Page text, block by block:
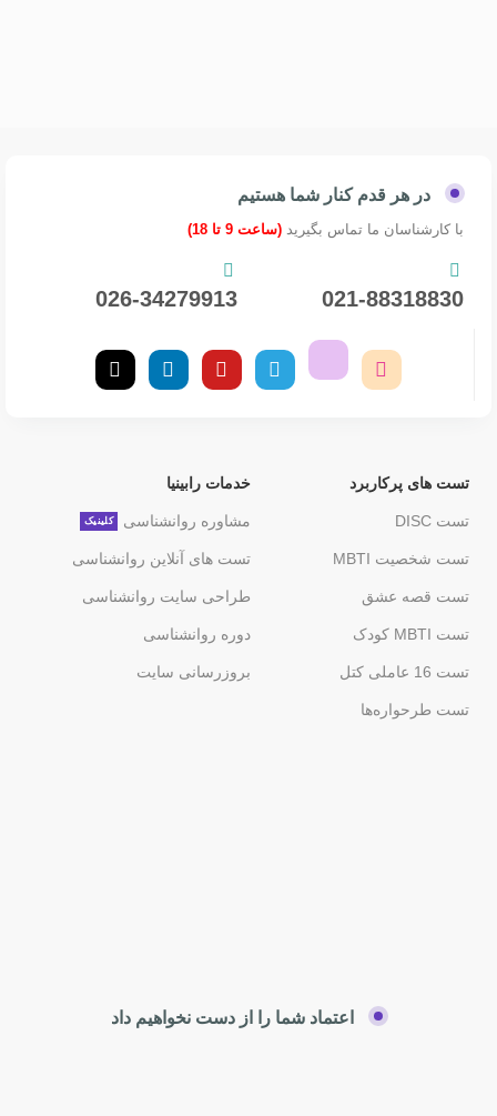
در هر قدم کنار شما هستیم
با کارشناسان ما تماس بگیرید (ساعت 9 تا 18)
021-88318830
026-34279913
تست های پرکاربرد
تست DISC
تست شخصیت MBTI
تست قصه عشق
تست MBTI کودک
تست 16 عاملی کتل
تست طرحواره‌ها
خدمات رابینیا
مشاوره روانشناسی کلینیک
تست های آنلاین روانشناسی
طراحی سایت روانشناسی
دوره روانشناسی
بروزرسانی سایت
اعتماد شما را از دست نخواهیم داد